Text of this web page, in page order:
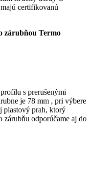
certifikovanú
zárubňou Termo
s prerušenými
je 78 mm , pri výbere
plastový prah, ktorý
zárubňu odporúčame aj do